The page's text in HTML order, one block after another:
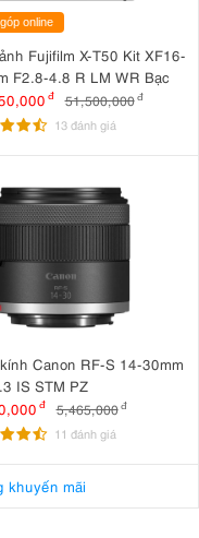
online
Fujifilm X-T50 Kit XF16-
F2.8-4.8 R LM WR Bạc
đ 51,500,000 đ
13 đánh giá
Canon RF-S 14-30mm
IS STM PZ
đ 5,465,000 đ
11 đánh giá
khuyến mãi